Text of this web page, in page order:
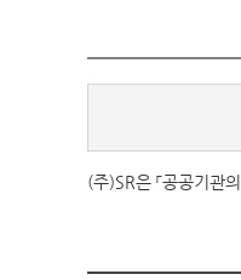
(주)SR은 「공공기관